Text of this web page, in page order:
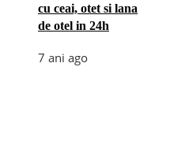
cu ceai, otet si lana
de otel in 24h
7 ani ago